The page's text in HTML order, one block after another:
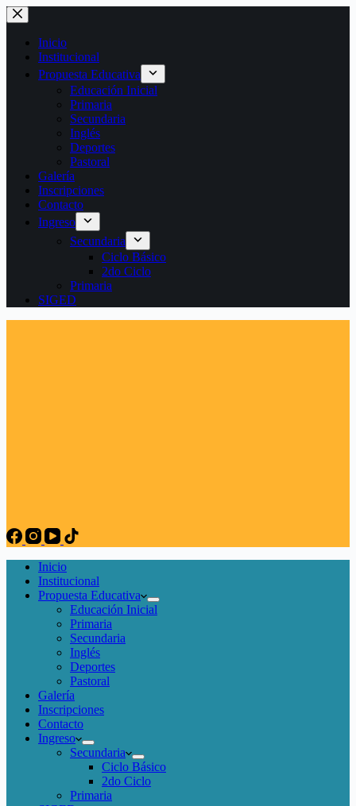
Saltar
al
contenido
Inicio
Institucional
Propuesta Educativa
Educación Inicial
Primaria
Secundaria
Inglés
Deportes
Pastoral
Galería
Inscripciones
Contacto
Ingreso
Secundaria
Ciclo Básico
2do Ciclo
Primaria
SIGED
Inicio
Institucional
Propuesta Educativa
Educación Inicial
Primaria
Secundaria
Inglés
Deportes
Pastoral
Galería
Inscripciones
Contacto
Ingreso
Secundaria
Ciclo Básico
2do Ciclo
Primaria